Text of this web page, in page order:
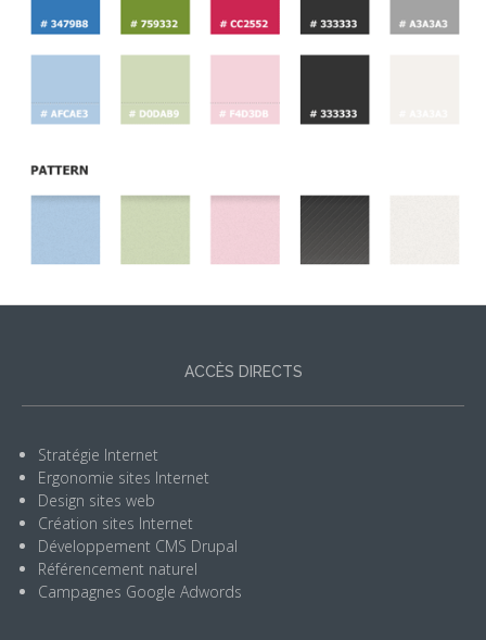
ACCÈS DIRECTS
Stratégie Internet
Ergonomie sites Internet
Design sites web
Création sites Internet
Développement CMS Drupal
Référencement naturel
Campagnes Google Adwords